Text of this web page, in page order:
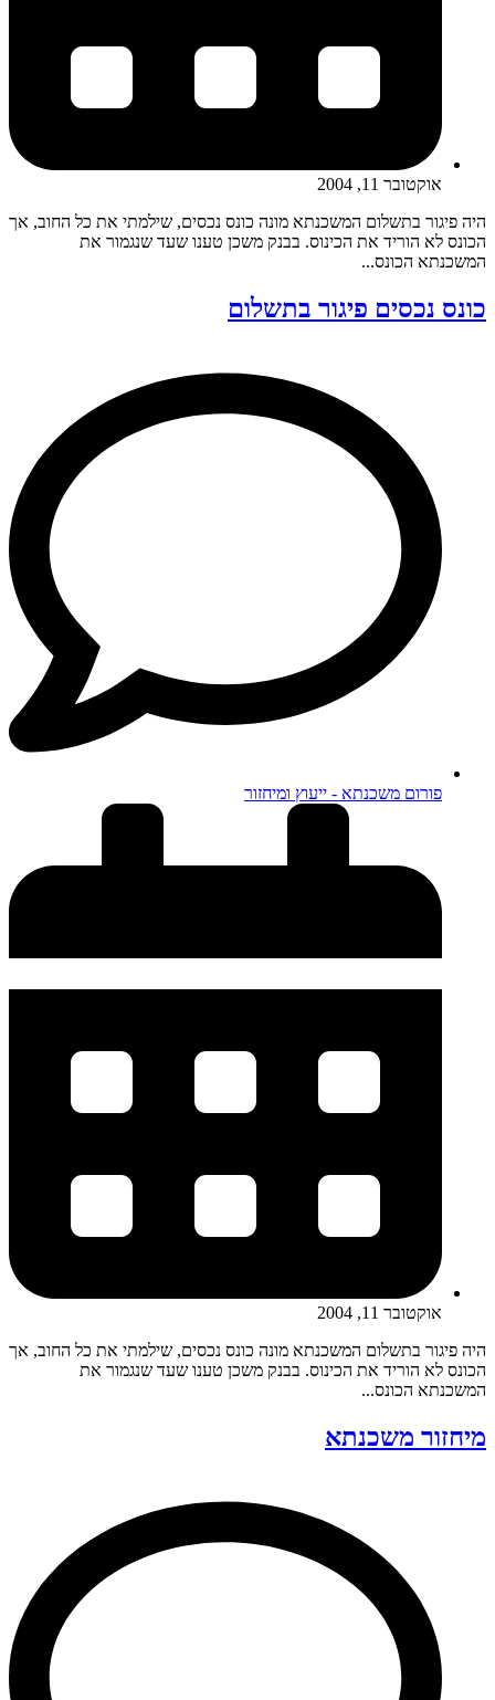
אוקטובר 11, 2004
היה פיגור בתשלום המשכנתא מונה כונס נכסים, שילמתי את כל החוב, אך
הכונס לא הוריד את הכינוס. בבנק משכן טענו שעד שנגמור את
המשכנתא הכונס...
כונס נכסים פיגור בתשלום
פורום משכנתא - ייעוץ ומיחזור
אוקטובר 11, 2004
היה פיגור בתשלום המשכנתא מונה כונס נכסים, שילמתי את כל החוב, אך
הכונס לא הוריד את הכינוס. בבנק משכן טענו שעד שנגמור את
המשכנתא הכונס...
מיחזור משכנתא